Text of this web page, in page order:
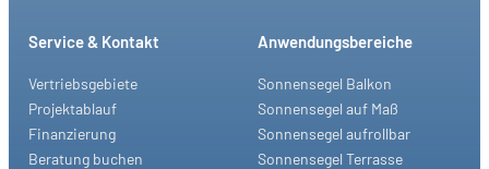
Service & Kontakt
Vertriebsgebiete
Projektablauf
Finanzierung
Beratung buchen
Anwendungsbereiche
Sonnensegel Balkon
Sonnensegel auf Maß
Sonnensegel aufrollbar
Sonnensegel Terrasse